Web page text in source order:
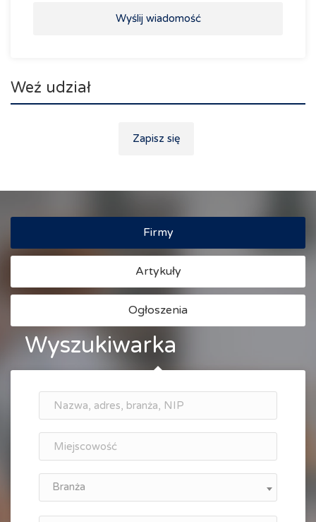
Wyślij wiadomość
Weź udział
Zapisz się
Firmy
Artykuły
Ogłoszenia
Wyszukiwarka
Branża